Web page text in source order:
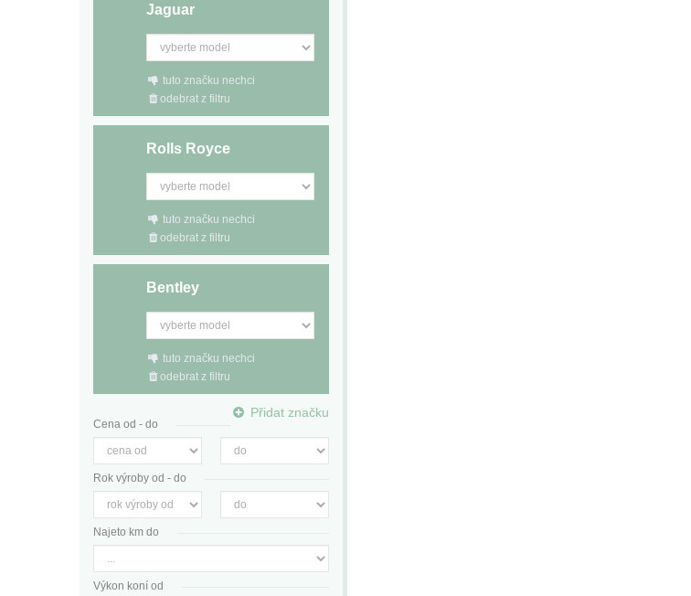
Jaguar
tuto značku nechci
odebrat z filtru
Rolls Royce
tuto značku nechci
odebrat z filtru
Bentley
tuto značku nechci
odebrat z filtru
Přidat značku
Cena od - do
Rok výroby od - do
Najeto km do
Výkon koní od